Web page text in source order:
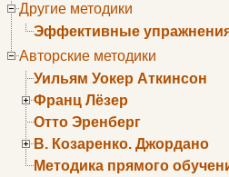
Другие методики
Эффективные
Авторские методики
Уильям Уокер Аткинсон
Франц Лёзер
Отто Эренберг
В. Козаренко. Джордано
Методика прямого